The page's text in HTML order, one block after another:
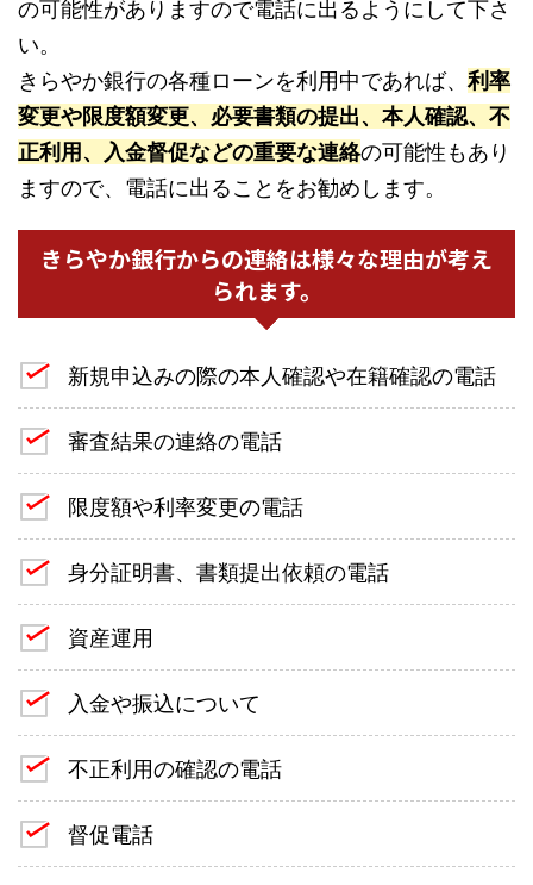
の可能性がありますので電話に出るようにして下さ
い。
きらやか銀行の各種ローンを利用中であれば、利率
変更や限度額変更、必要書類の提出、本人確認、不
正利用、入金督促などの重要な連絡の可能性もあり
ますので、電話に出ることをお勧めします。
きらやか銀行からの連絡は様々な理由が考え
られます。
新規申込みの際の本人確認や在籍確認の電話
審査結果の連絡の電話
限度額や利率変更の電話
身分証明書、書類提出依頼の電話
資産運用
入金や振込について
不正利用の確認の電話
督促電話